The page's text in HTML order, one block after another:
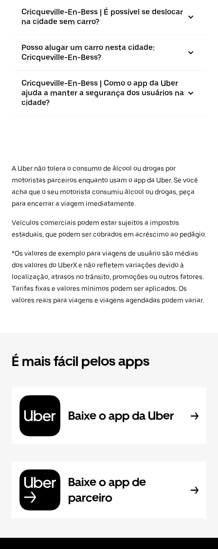
Cricqueville-En-Bess | É possível se deslocar
na cidade sem carro?
Posso alugar um carro nesta cidade:
Cricqueville-En-Bess?
Cricqueville-En-Bess | Como o app da Uber
ajuda a manter a segurança dos usuários na
cidade?
A Uber não tolera o consumo de álcool ou drogas por
motoristas parceiros enquanto usam o app da Uber. Se você
acha que o seu motorista consumiu álcool ou drogas, peça
para encerrar a viagem imediatamente.
Veículos comerciais podem estar sujeitos a impostos
estaduais, que podem ser cobrados em acréscimo ao pedágio.
*Os valores de exemplo para viagens de usuário são médias
dos valores do UberX e não refletem variações devido à
localização, atrasos no trânsito, promoções ou outros fatores.
Tarifas fixas e valores mínimos podem ser aplicados. Os
valores reais para viagens e viagens agendadas podem variar.
É mais fácil pelos apps
Baixe o app da Uber
Baixe o app de
parceiro